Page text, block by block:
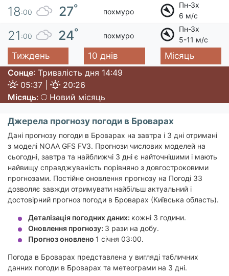
18:00 27° похмуро
Пн-Зх
6 м/с
21 :00 24° похмуро
Пн-Зх
5-11 м/с
Тиждень 10 днів
Місяць
Сонце: Тривалість дня 14:49
05:37 |
20:26
Місяць: Новий місяць
Джерела прогнозу погоди в Броварах
Дані прогнозу погоди в Броварах на завтра і 3 дні отримані
з моделі NOAA GFS FV3. Прогнози числових моделей на
сьогодні, завтра та найближчі 3 дні є найточнішими і мають
найвищу справджуваність порівняно з довгостроковими
прогнозами. Постійне оновлення прогнозу на Погоді 33
дозволяє завжди отримувати найбільш актуальний і
достовірний прогноз погоди в Броварах (Київська область).
Деталізація погодних даних: кожні 3 години.
Оновлення прогнозу: 3 рази на добу.
Прогноз оновлено 1 січня 03:00.
Погода в Броварах представлена у вигляді табличних
данних погоди в Броварах та метеограми на 3 дні.